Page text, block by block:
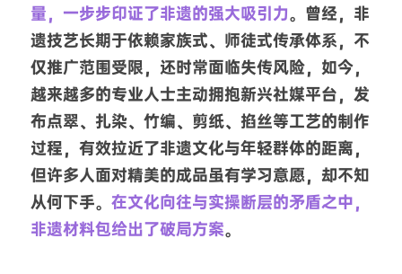
量，一步步印证了非遗的强大吸引力。曾经，非
遗技艺长期于依赖家族式、师徒式传承体系，不
仅推广范围受限，还时常面临失传风险，如今，
越来越多的专业人士主动拥抱新兴社媒平台，发
布点翠、扎染、竹编、剪纸、掐丝等工艺的制作
过程，有效拉近了非遗文化与年轻群体的距离，
但许多人面对精美的成品虽有学习意愿，却不知
从何下手。 在文化向往与实操断层的矛盾之中，
非遗材料包给出了破局方案。